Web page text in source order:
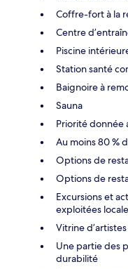
Coffre-fort à la
Centre
Piscine
Station santé
Baignoire à
Sauna
Priorité donnée
Au moins 80 %
Options de
Options de
Excursions et
exploitées
Vitrine
Une partie des
durabilité